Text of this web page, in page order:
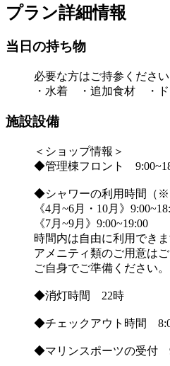
プラン詳細情報
当日の持ち物
必要な方はご持参ください
・水着 ・追加食材 ・ド
施設設備
＜ショップ情報＞
◆管理棟フロント
◆シャワーの利用時間（
《4月~6月・10月》
《7月~9月》9:00~19:00
時間内は自由に利用できま
アメニティ類のご用意はご
ご自身でご準備ください。
◆消灯時間 22時
◆チェックアウト時間
◆マリンスポーツの受付